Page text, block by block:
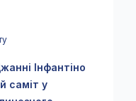
Інфантіно
саміт у